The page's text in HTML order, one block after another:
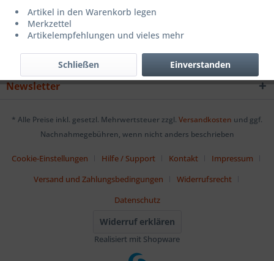
Service Hotline
Shop Service
Informationen
Newsletter
* Alle Preise inkl. gesetzl. Mehrwertsteuer zzgl. Versandkosten und ggf.
Nachnahmegebühren, wenn nicht anders beschrieben
Cookie-Einstellungen Hilfe / Support Kontakt
Impressum
Versand und Zahlungsbedingungen
Widerrufsrecht
Datenschutz
Widerruf erklären
Realisiert mit Shopware
Artikel in den Warenkorb legen
Merkzettel
Artikelempfehlungen und vieles mehr
Einverstanden
Schließen